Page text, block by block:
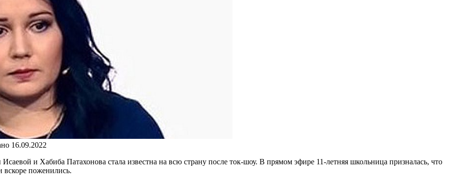
16.09.2022
и Хабиба Патахонова стала известна на всю страну после ток-шоу. В прямом эфире 11-летняя школьница призналась, что
поженились.